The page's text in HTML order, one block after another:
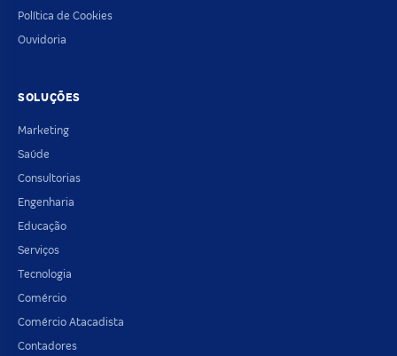
Política de Cookies
Ouvidoria
SOLUÇÕES
Marketing
Saúde
Consultorias
Engenharia
Educação
Serviços
Tecnologia
Comércio
Comércio Atacadista
Contadores